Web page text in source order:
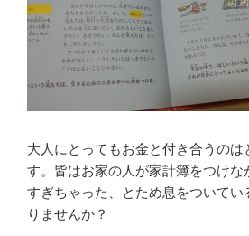
大人にとってもお金と付き合うの
す。皆はお家の人が家計簿をつけな
すぎちゃった、とため息をついてい
りませんか？